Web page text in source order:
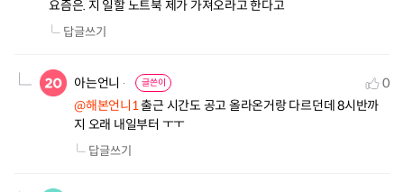
요즘은. 지 일할 노트북 제가 가져오라고 한다고
답글쓰기
아는언니 글쓴이
0
@해본언니1 출근 시간도 공고 올라온거랑 다르던데 8시반까
지 오래 내일부터 ㅜㅜ
답글쓰기